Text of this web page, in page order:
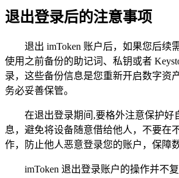
退出登录后的注意事项
退出 imToken 账户后，如果您后续
使用之前备份的助记词、私钥或者
录，这些备份信息是您重新开启数字资
务必妥善保管。
在退出登录期间,要格外注意保护好
息，避免将设备随意借给他人，不要在
作，防止他人恶意登录您的账户，保障
imToken 退出登录账户的操作并不